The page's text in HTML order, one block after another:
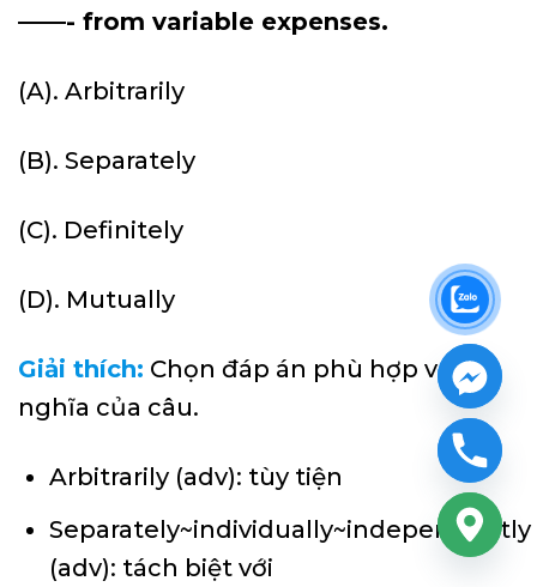
——- from variable expenses.
(A). Arbitrarily
(B). Separately
(C). Definitely
(D). Mutually
Giải thích: Chọn đáp án phù hợp với
nghĩa của câu.
Arbitrarily (adv): tùy tiện
Separately~individually~independently
(adv): tách biệt với